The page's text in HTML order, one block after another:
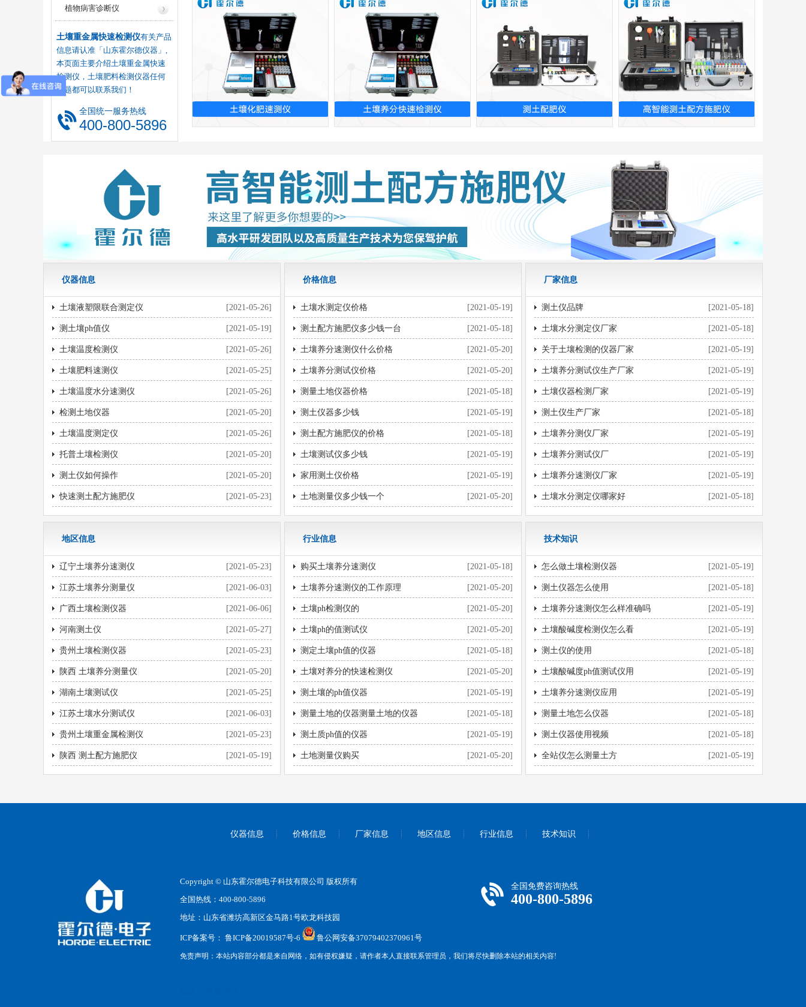
植物病害诊断仪
土壤重金属快速检测仪有关产品
信息请认准「山东霍尔德仪器」,
本页面主要介绍土壤重金属快速
检测仪，土壤肥料检测仪器任何
问题都可以联系我们！
全国统一服务热线
400-800-5896 土壤化肥速测仪 土壤养分快速检测仪 测土配肥仪 高智能测土配方施肥仪
仪器信息
土壤液塑限联合测定仪 [2021-05-26]
测土壤ph值仪 [2021-05-19]
土壤温度检测仪 [2021-05-26]
土壤肥料速测仪 [2021-05-25]
土壤温度水分速测仪 [2021-05-26]
检测土地仪器 [2021-05-20]
土壤温度测定仪 [2021-05-26]
托普土壤检测仪 [2021-05-20]
测土仪如何操作 [2021-05-20]
快速测土配方施肥仪 [2021-05-23]
价格信息
土壤水测定仪价格 [2021-05-19]
测土配方施肥仪多少钱一台 [2021-05-18]
土壤养分速测仪什么价格 [2021-05-20]
土壤养分测试仪价格 [2021-05-20]
测量土地仪器价格 [2021-05-18]
测土仪器多少钱 [2021-05-19]
测土配方施肥仪的价格 [2021-05-18]
土壤测试仪多少钱 [2021-05-19]
家用测土仪价格 [2021-05-19]
土地测量仪多少钱一个 [2021-05-20]
厂家信息
测土仪品牌 [2021-05-18]
土壤水分测定仪厂家 [2021-05-18]
关于土壤检测的仪器厂家 [2021-05-19]
土壤养分测试仪生产厂家 [2021-05-19]
土壤仪器检测厂家 [2021-05-19]
测土仪生产厂家 [2021-05-18]
土壤养分测仪厂家 [2021-05-19]
土壤养分测试仪厂 [2021-05-19]
土壤养分速测仪厂家 [2021-05-19]
土壤水分测定仪哪家好 [2021-05-18]
地区信息
辽宁土壤养分速测仪 [2021-05-23]
江苏土壤养分测量仪 [2021-06-03]
广西土壤检测仪器 [2021-06-06]
河南测土仪 [2021-05-27]
贵州土壤检测仪器 [2021-05-23]
陕西 土壤养分测量仪 [2021-05-20]
湖南土壤测试仪 [2021-05-25]
江苏土壤水分测试仪 [2021-06-03]
贵州土壤重金属检测仪 [2021-05-23]
陕西 测土配方施肥仪 [2021-05-19]
行业信息
购买土壤养分速测仪 [2021-05-18]
土壤养分速测仪的工作原理 [2021-05-20]
土壤ph检测仪的 [2021-05-20]
土壤ph的值测试仪 [2021-05-20]
测定土壤ph值的仪器 [2021-05-18]
土壤对养分的快速检测仪 [2021-05-20]
测土壤的ph值仪器 [2021-05-19]
测量土地的仪器测量土地的仪器 [2021-05-18]
测土质ph值的仪器 [2021-05-19]
土地测量仪购买 [2021-05-20]
技术知识
怎么做土壤检测仪器 [2021-05-19]
测土仪器怎么使用 [2021-05-18]
土壤养分速测仪怎么样准确吗 [2021-05-19]
土壤酸碱度检测仪怎么看 [2021-05-19]
测土仪的使用 [2021-05-18]
土壤酸碱度ph值测试仪用 [2021-05-19]
土壤养分速测仪应用 [2021-05-19]
测量土地怎么仪器 [2021-05-18]
测土仪器使用视频 [2021-05-18]
全站仪怎么测量土方 [2021-05-19]
仪器信息 价格信息 厂家信息 地区信息 行业信息 技术知识
Copyright © 山东霍尔德电子科技有限公司 版权所有
全国热线：400-800-5896
地址：山东省潍坊高新区金马路1号欧龙科技园
ICP备案号： 鲁ICP备20019587号-6 鲁公网安备37079402370961号
免责声明：本站内容部分都是来自网络，如有侵权嫌疑，请作者本人直接联系管理员，我们将尽快删除本站的相关内容!
全国免费咨询热线
400-800-5896